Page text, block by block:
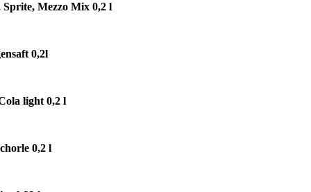
Sprite, Mezzo Mix 0,2 l
0,2l
light 0,2 l
0,2 l